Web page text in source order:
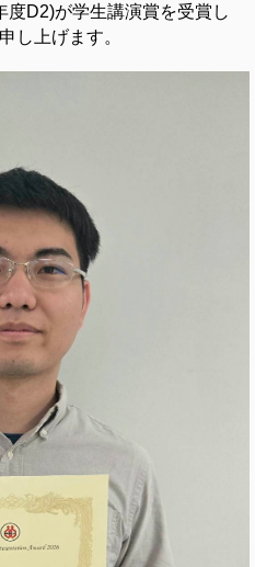
度D2)が学生講演賞を受賞し
し上げます。